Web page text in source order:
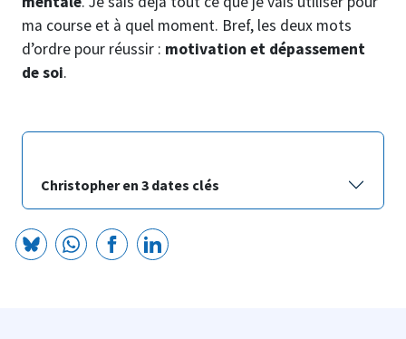
ma course et à quel moment. Bref, les deux mots
d’ordre pour réussir : motivation et dépassement
de soi.
Christopher en 3 dates clés